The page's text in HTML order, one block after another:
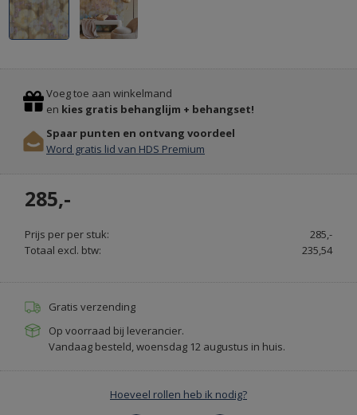
DEURMATTEN
MAAT
GEMAAKT
-
VEEGJEVOETEN.NL
Previous
Stop
Voeg toe aan winkelmand
en kies gratis behanglijm + behangset!
Spaar punten en ontvang voordeel
Word gratis lid van HDS Premium
285,-
Prijs per per stuk:
285,-
Totaal excl. btw:
235,54
Gratis verzending
Op voorraad bij leverancier.
Vandaag besteld, woensdag 12 augustus in huis.
Hoeveel rollen heb ik nodig?